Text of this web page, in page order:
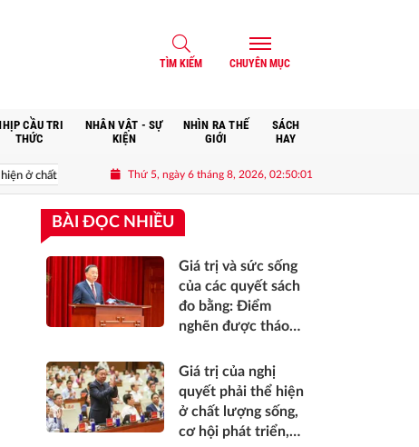
TÌM KIẾM CHUYÊN MỤC
CẦU TRI
THỨC
NHÂN VẬT - SỰ
KIỆN
NHÌN RA THẾ
GIỚI
SÁCH
HAY
cơ hội phát triển, sự an toàn, niềm tin và hạnh phúc của nhân dân*
Thứ 5, ngày 6 tháng 8, 2026, 02:50:02
BÀI ĐỌC NHIỀU
Giá trị và sức sống
của các quyết sách
đo bằng: Điểm
nghẽn được tháo
hành thông suốt,
nguồn lực khơi
thông, nhân dân
được thụ hưởng
Giá trị của nghị
quyết phải thể hiện
ở chất lượng sống,
cơ hội phát triển,